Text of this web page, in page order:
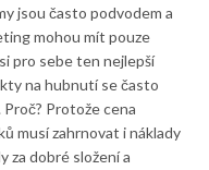
jsou často podvodem a
mohou mít pouze
pro sebe ten nejlepší
na hubnutí se často
Protože cena
musí zahrnovat i náklady
za dobré složení a